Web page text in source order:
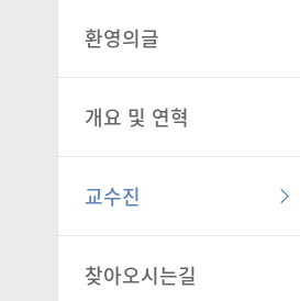
환영의글
개요 및 연혁
교수진
찾아오시는길